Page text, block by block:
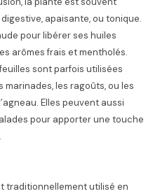
apaisante, ou tonique.
pour libérer ses huiles
arômes frais et mentholés.
sont parfois utilisées
marinades, les ragoûts, ou les
Elles peuvent aussi
pour apporter une touche
traditionnellement utilisé en